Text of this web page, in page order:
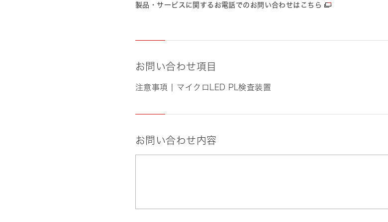
製品・サービスに関するお電話でのお問い合わせはこちら
お問い合わせ項目
注意事項 | マイクロLED PL検査装置
お問い合わせ内容